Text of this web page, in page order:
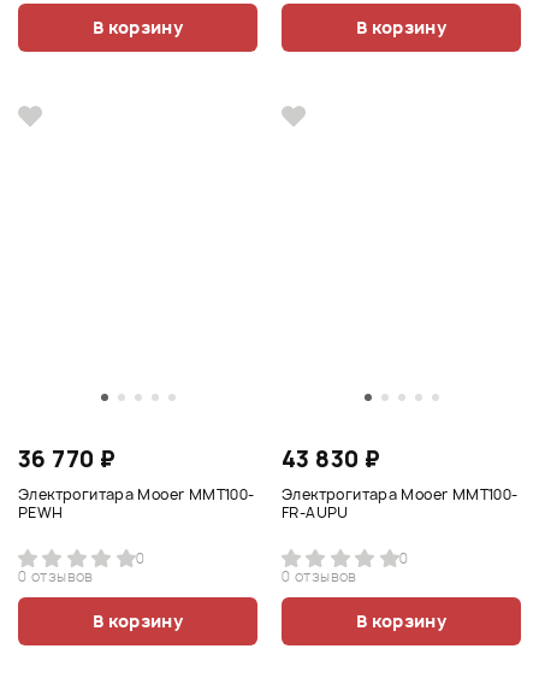
В корзину В корзину
36 770 ₽
Электрогитара Mooer MMT100-
PEWH
0
0 отзывов
В корзину
43 830 ₽
Электрогитара Mooer MMT100-
FR-AUPU
0
0 отзывов
В корзину